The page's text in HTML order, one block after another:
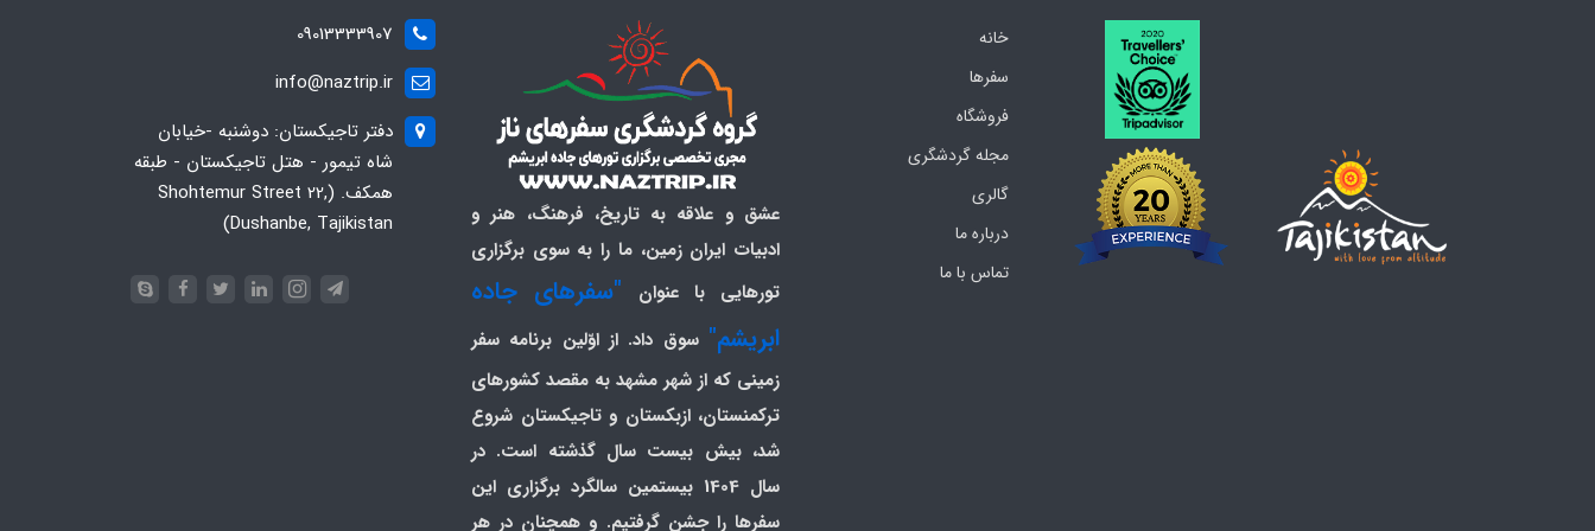
خانه
سفرها
فروشگاه
مجله گردشگری
گالری
درباره ما
تماس با ما
عشق و علاقه به تاریخ، فرهنگ، هنر و
ادبیات ایران زمین، ما را به سوی برگزاری
تورهایی با عنوان "سفرهای جاده
ابریشم" سوق داد. از اوّلین برنامه سفر
زمینی که از شهر مشهد به مقصد کشورهای
ترکمنستان، ازبکستان و تاجیکستان شروع
شد، بیش بیست سال گذشته است. در
سال 1404 بیستمین سالگرد برگزاری این
سفرها را جشن گرفتیم. و همچنان در هر
09013333907
info@naztrip.ir
دفتر تاجیکستان: دوشنبه -خیابان
شاه تیمور - هتل تاجیکستان - طبقه
همکف. (Shohtemur Street 22,
Dushanbe, Tajikistan)